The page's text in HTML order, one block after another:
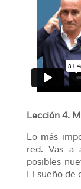
Lección 4.
Lo más
red. Vas a
posibles
El sueño de